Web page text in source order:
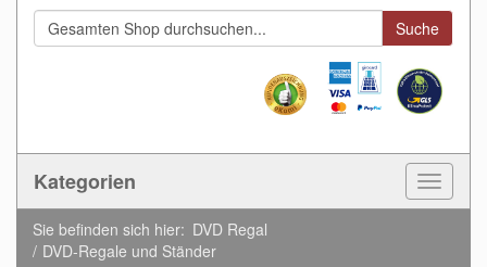
Suche
Kategorien
Toggle
Sie befinden sich hier: DVD Regal
DVD-Regale und Ständer